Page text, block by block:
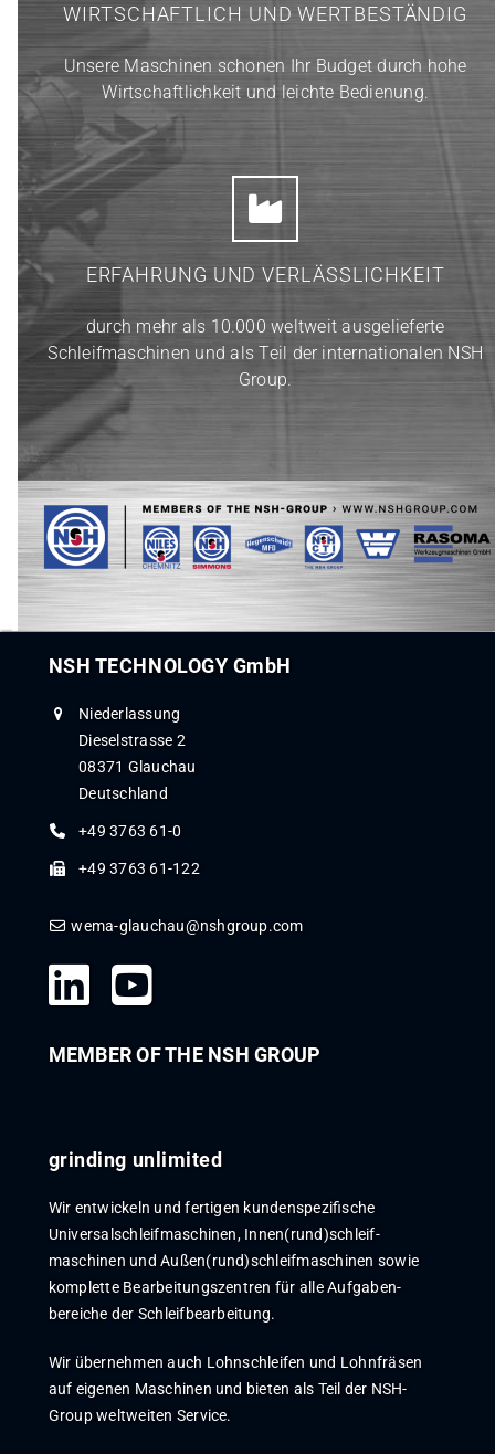
WIRTSCHAFTLICH UND WERTBESTÄNDIG
Unsere Maschinen schonen Ihr Budget durch hohe
Wirtschaftlichkeit und leichte Bedienung.
ERFAHRUNG UND VERLÄSSLICHKEIT
durch mehr als 10.000 weltweit ausgelieferte
Schleifmaschinen und als Teil der internationalen NSH
Group.
NSH TECHNOLOGY GmbH
Niederlassung
Dieselstrasse 2
08371 Glauchau
Deutschland
+49 3763 61-0
+49 3763 61-122
wema-glauchau@nshgroup.com
MEMBER OF THE NSH GROUP
grinding unlimited
Wir entwickeln und fertigen kunden­spezi­fische
Universal­schleif­maschinen, Innen­­(rund)­­schleif­
maschinen und Außen­(rund)­­schleif­maschinen sowie
komplette Bear­beitungs­zentren für alle Auf­gaben­
bereiche der Schleif­bear­beitung.
Wir übernehmen auch Lohn­schleif­en und Lohn­fräs­en
auf eigenen Maschinen und bieten als Teil der NSH-
Group weltweiten Service.